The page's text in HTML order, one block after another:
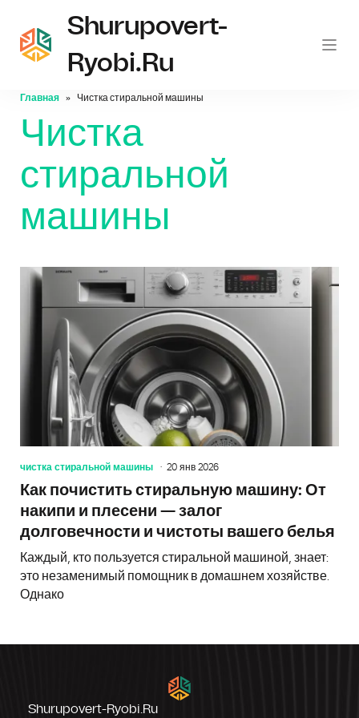
Shurupovert-
Ryobi.ru
Главная Чистка стиральной машины
Чистка
стиральной
машины
чистка стиральной машины 20 янв 2026
Как почистить стиральную машину: От
накипи и плесени — залог
долговечности и чистоты вашего белья
Каждый, кто пользуется стиральной машиной, знает:
это незаменимый помощник в домашнем хозяйстве.
Однако
Shurupovert-Ryobi.ru